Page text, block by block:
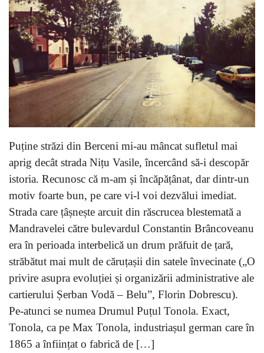
Puține străzi din Berceni mi-au mâncat sufletul mai
aprig decât strada Nițu Vasile, încercând să-i descopăr
istoria. Recunosc că m-am și încăpățânat, dar dintr-un
motiv foarte bun, pe care vi-l voi dezvălui imediat.
Strada care țâșnește arcuit din răscrucea blestemată a
Mandravelei către bulevardul Constantin Brâncoveanu
era în perioada interbelică un drum prăfuit de țară,
străbătut mai mult de căruțașii din satele învecinate („O
privire asupra evoluției și organizării administrative ale
cartierului Șerban Vodă – Belu”, Florin Dobrescu).
Pe-atunci se numea Drumul Puțul Tonola. Exact,
Tonola, ca pe Max Tonola, industriașul german care în
1865 a înființat o fabrică de […]